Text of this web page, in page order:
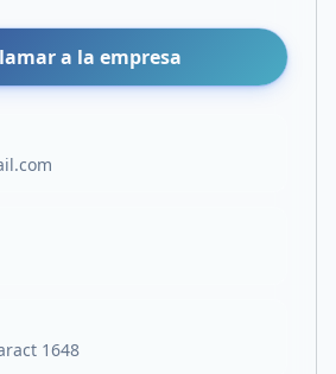
a la empresa
1648